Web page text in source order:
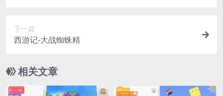
下一篇
西游记-大战蜘蛛精
相关文章